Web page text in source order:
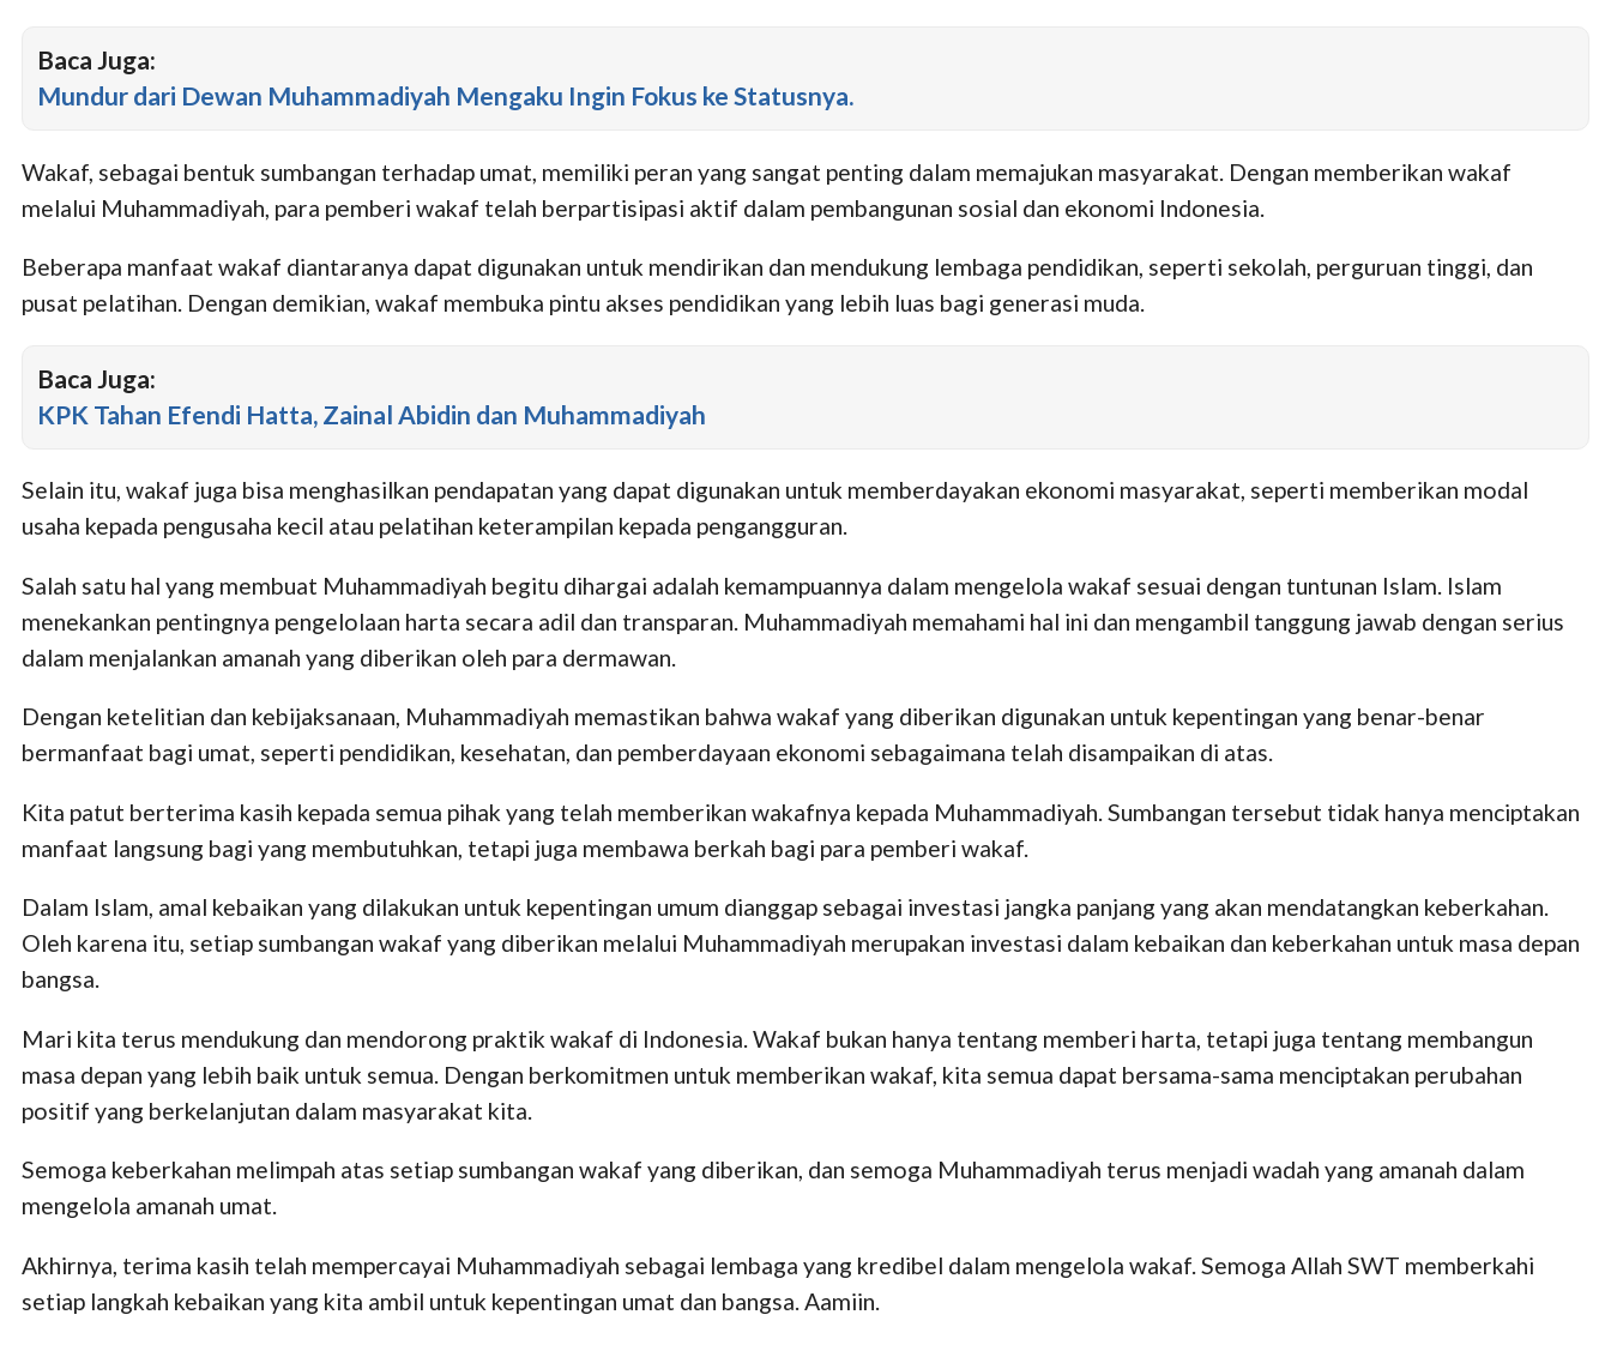
Baca Juga:
Mundur dari Dewan Muhammadiyah Mengaku Ingin Fokus ke Statusnya.
Wakaf, sebagai bentuk sumbangan terhadap umat, memiliki peran yang sangat penting dalam memajukan masyarakat. Dengan memberikan wakaf
melalui Muhammadiyah, para pemberi wakaf telah berpartisipasi aktif dalam pembangunan sosial dan ekonomi Indonesia.
Beberapa manfaat wakaf diantaranya dapat digunakan untuk mendirikan dan mendukung lembaga pendidikan, seperti sekolah, perguruan tinggi, dan
pusat pelatihan. Dengan demikian, wakaf membuka pintu akses pendidikan yang lebih luas bagi generasi muda.
Baca Juga:
KPK Tahan Efendi Hatta, Zainal Abidin dan Muhammadiyah
Selain itu, wakaf juga bisa menghasilkan pendapatan yang dapat digunakan untuk memberdayakan ekonomi masyarakat, seperti memberikan modal
usaha kepada pengusaha kecil atau pelatihan keterampilan kepada pengangguran.
Salah satu hal yang membuat Muhammadiyah begitu dihargai adalah kemampuannya dalam mengelola wakaf sesuai dengan tuntunan Islam. Islam
menekankan pentingnya pengelolaan harta secara adil dan transparan. Muhammadiyah memahami hal ini dan mengambil tanggung jawab dengan serius
dalam menjalankan amanah yang diberikan oleh para dermawan.
Dengan ketelitian dan kebijaksanaan, Muhammadiyah memastikan bahwa wakaf yang diberikan digunakan untuk kepentingan yang benar-benar
bermanfaat bagi umat, seperti pendidikan, kesehatan, dan pemberdayaan ekonomi sebagaimana telah disampaikan di atas.
Kita patut berterima kasih kepada semua pihak yang telah memberikan wakafnya kepada Muhammadiyah. Sumbangan tersebut tidak hanya menciptakan
manfaat langsung bagi yang membutuhkan, tetapi juga membawa berkah bagi para pemberi wakaf.
Dalam Islam, amal kebaikan yang dilakukan untuk kepentingan umum dianggap sebagai investasi jangka panjang yang akan mendatangkan keberkahan.
Oleh karena itu, setiap sumbangan wakaf yang diberikan melalui Muhammadiyah merupakan investasi dalam kebaikan dan keberkahan untuk masa depan
bangsa.
Mari kita terus mendukung dan mendorong praktik wakaf di Indonesia. Wakaf bukan hanya tentang memberi harta, tetapi juga tentang membangun
masa depan yang lebih baik untuk semua. Dengan berkomitmen untuk memberikan wakaf, kita semua dapat bersama-sama menciptakan perubahan
positif yang berkelanjutan dalam masyarakat kita.
Semoga keberkahan melimpah atas setiap sumbangan wakaf yang diberikan, dan semoga Muhammadiyah terus menjadi wadah yang amanah dalam
mengelola amanah umat.
Akhirnya, terima kasih telah mempercayai Muhammadiyah sebagai lembaga yang kredibel dalam mengelola wakaf. Semoga Allah SWT memberkahi
setiap langkah kebaikan yang kita ambil untuk kepentingan umat dan bangsa. Aamiin.